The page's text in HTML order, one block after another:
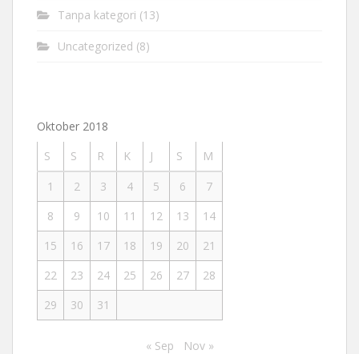
Tanpa kategori (13)
Uncategorized (8)
Oktober 2018
S
S R K J S
M
1
2 3 4 5 6
7
8
9 10 11 12 13
14
15
16 17 18 19 20
21
22
23 24 25 26 27
28
29
30 31
« Sep Nov »